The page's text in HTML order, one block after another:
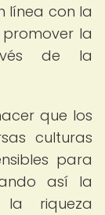
línea con la
la
de la
que los
culturas
para
así la
riqueza